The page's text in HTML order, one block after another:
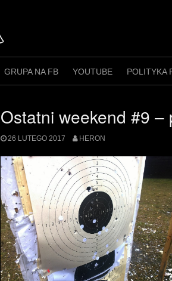
GRUPA NA FB YOUTUBE POLITYKA
Ostatni weekend #9 –
26 LUTEGO 2017 HERON